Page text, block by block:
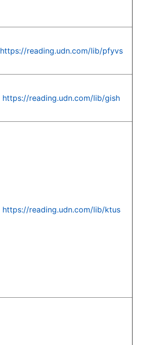
https://reading.udn.com/lib/pfyvs
https://reading.udn.com/lib/gish
https://reading.udn.com/lib/ktus